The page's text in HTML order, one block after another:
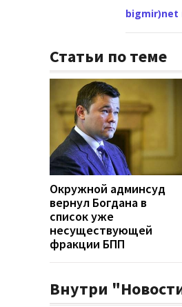
bigmir)net
Статьи по теме
Окружной админсуд
вернул Богдана в
список уже
несуществующей
фракции БПП
Внутри